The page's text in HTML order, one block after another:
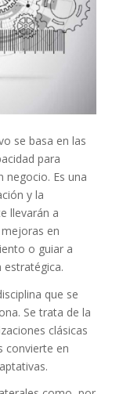
se basa en las
para
negocio. Es una
y la
llevarán a
en
o guiar a
estratégica.
que se
Se trata de la
clásicas
convierte en